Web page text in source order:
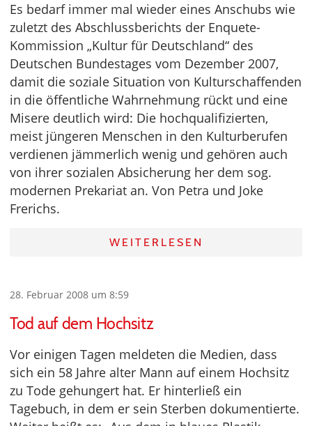
Es bedarf immer mal wieder eines Anschubs wie
zuletzt des Abschlussberichts der Enquete-
Kommission „Kultur für Deutschland“ des
Deutschen Bundestages vom Dezember 2007,
damit die soziale Situation von Kulturschaffenden
in die öffentliche Wahrnehmung rückt und eine
Misere deutlich wird: Die hochqualifizierten,
meist jüngeren Menschen in den Kulturberufen
verdienen jämmerlich wenig und gehören auch
von ihrer sozialen Absicherung her dem sog.
modernen Prekariat an. Von Petra und Joke
Frerichs.
WEITERLESEN
28. Februar 2008 um 8:59
Tod auf dem Hochsitz
Vor einigen Tagen meldeten die Medien, dass
sich ein 58 Jahre alter Mann auf einem Hochsitz
zu Tode gehungert hat. Er hinterließ ein
Tagebuch, in dem er sein Sterben dokumentierte.